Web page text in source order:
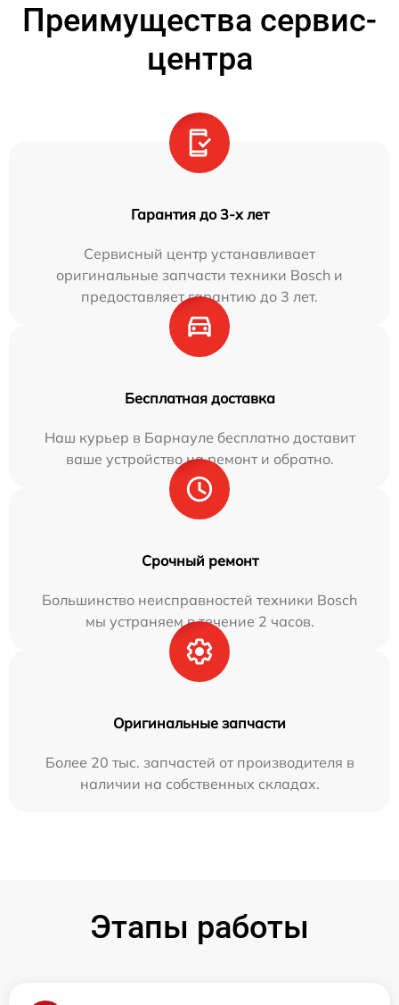
Преимущества сервис-
центра
Гарантия до 3-х лет
Сервисный центр устанавливает
оригинальные запчасти техники Bosch и
предоставляет гарантию до 3 лет.
Бесплатная доставка
Наш курьер в Барнауле бесплатно доставит
ваше устройство на ремонт и обратно.
Срочный ремонт
Большинство неисправностей техники Bosch
мы устраняем в течение 2 часов.
Оригинальные запчасти
Более 20 тыс. запчастей от производителя в
наличии на собственных складах.
Этапы работы